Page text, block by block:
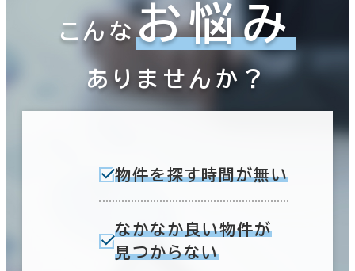
こんなお悩み
ありませんか？
物件を探す時間が無い
なかなか良い物件が
見つからない